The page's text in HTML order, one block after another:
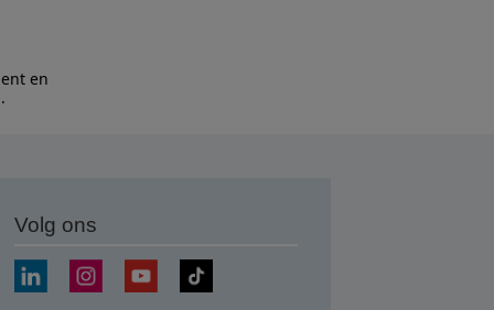
en
.
Volg ons